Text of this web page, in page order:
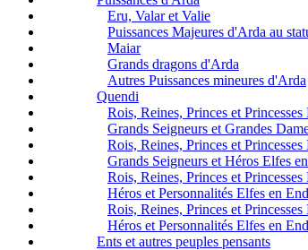
Eru, Valar et Valie
Puissances Majeures d'Arda au
Maiar
Grands dragons d'Arda
Autres Puissances mineures d'Arda
Quendi
Rois, Reines, Princes et
Grands Seigneurs et Grandes
Rois, Reines, Princes et
Grands Seigneurs et Héros Elfes
Rois, Reines, Princes et
Héros et Personnalités Elfes en
Rois, Reines, Princes et
Héros et Personnalités Elfes en
Ents et autres peuples pensants